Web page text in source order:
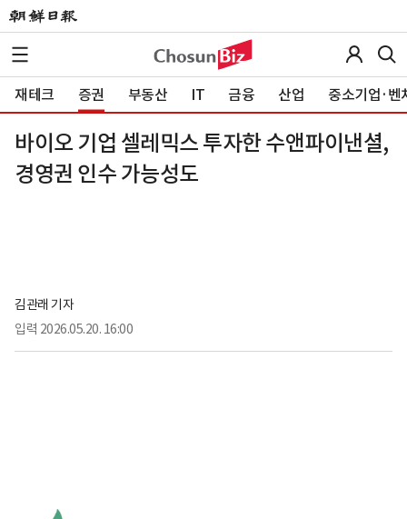
재테크 증권 부동산 IT 금융 산업 중소기업·벤
바이오 기업 셀레믹스 투자한 수앤파이낸셜,
경영권 인수 가능성도
김관래 기자
입력 2026.05.20. 16:00